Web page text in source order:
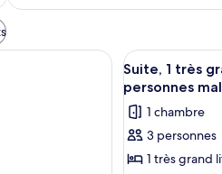
d’hôtel moderne avec un grand lit,
Afficher
toutes
les
photos
pour
ce
6
Suite, 1 très
personnes
1 chambre
3 personnes
1 très grand